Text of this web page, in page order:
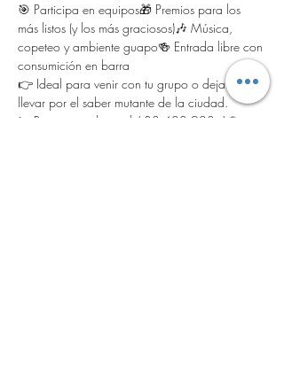
🎯 Participa en equipos🎁 Premios para los
más listos (y los más graciosos)🎶 Música,
copeteo y ambiente guapo🍻 Entrada libre con
consumición en barra
👉 Ideal para venir con tu grupo o dejarte
llevar por el saber mutante de la ciudad.
📞 Reserva tu plaza al 688 420 928  | 🌐